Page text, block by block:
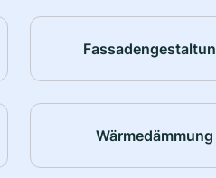
Wärmedämmung